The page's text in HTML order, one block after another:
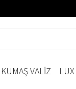
KUMAŞ VALİZ